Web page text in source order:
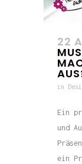
22
in
Ein
und
ein